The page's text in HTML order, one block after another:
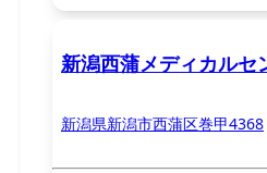
新潟西蒲メディカルセ
新潟県新潟市西蒲区巻甲4368